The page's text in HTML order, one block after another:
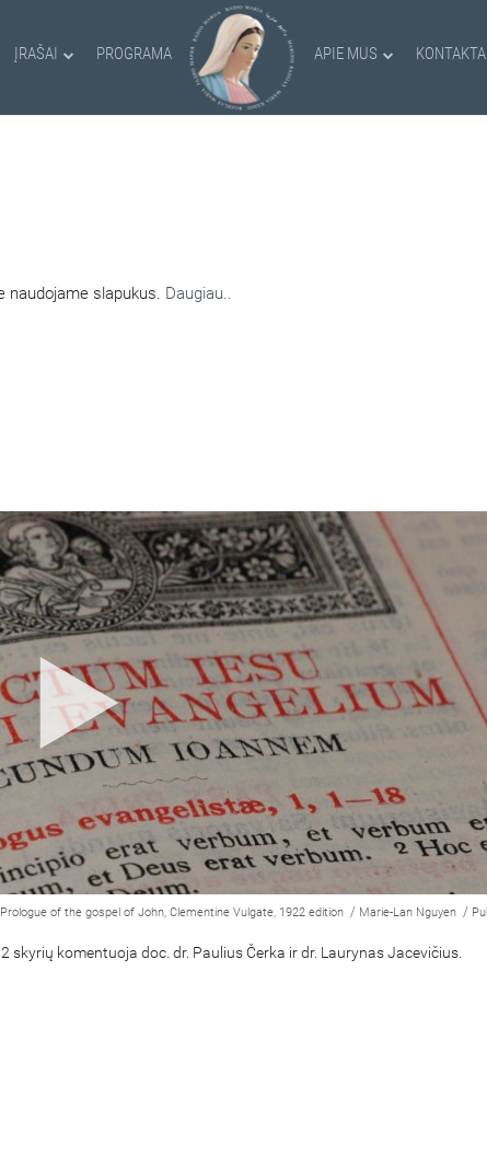
ĮRAŠAI PROGRAMA APIE MUS
naudojame slapukus. Daugiau..
Prologue of the gospel of John, Clementine Vulgate, 1922 edition / Marie-Lan Nguyen /
skyrių komentuoja doc. dr. Paulius Čerka ir dr. Laurynas Jacevičius.